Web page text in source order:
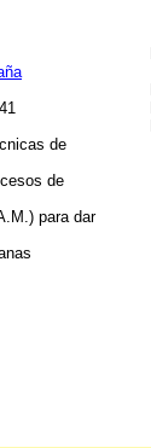
de
de
para dar